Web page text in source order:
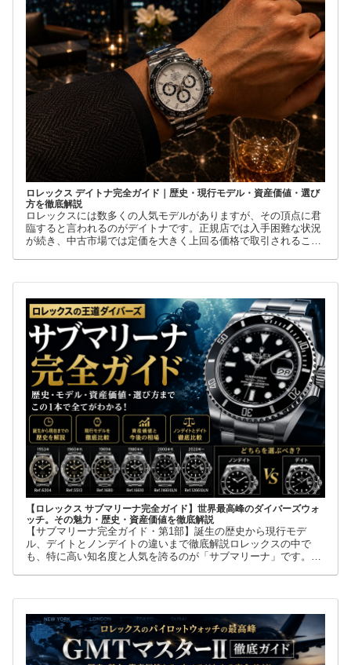
ロレックス デイトナ完全ガイド｜歴史・現行モデル・資産価値・選び
方を徹底解説
ロレックスには数多くの人気モデルがありますが、その頂点に君
臨すると言われるのがデイトナです。正規店では入手困難な状況
が続き、中古市場では定価を大きく上回る価格で取引されること
【ロレックス サブマリーナ完全ガイド】世界最高峰のダイバーズウォ
ッチ。その魅力・歴史・資産価値を徹底解説
【サブマリーナ完全ガイド・第1部】誕生の歴史から現行モデ
ル、デイトとノンデイトの違いまで徹底解説ロレックスの中で
も、特に高い知名度と人気を誇るのが「サブマリーナ」です。高